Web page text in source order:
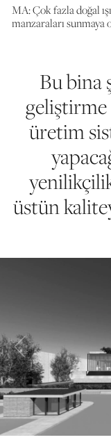
MA: Çok fazla doğal
manzaraları sunmaya
Bu bina
geliştirme
üretim
üstün